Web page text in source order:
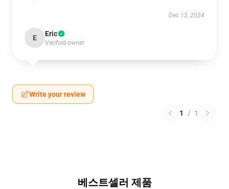
Dec 12, 2024
E Eric
Verified owner
Write your review
1 / 1
베스트셀러 제품